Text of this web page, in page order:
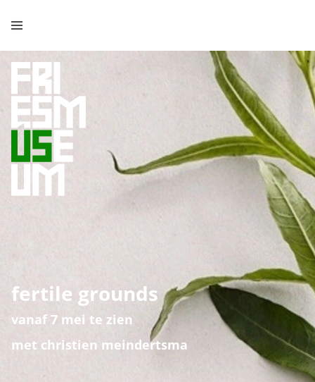
fertile grounds
vanaf 7 mei te zien
met christien meindertsma